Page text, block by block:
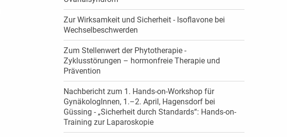
Zur Wirksamkeit und Sicherheit - Isoflavone bei
Wechselbeschwerden
Zum Stellenwert der Phytotherapie -
Zyklusstörungen – hormonfreie Therapie und
Prävention
Nachbericht zum 1. Hands-on-Workshop für
GynäkologInnen, 1.–2. April, Hagensdorf bei
Güssing - „Sicherheit durch Standards“: Hands-on-
Training zur Laparoskopie